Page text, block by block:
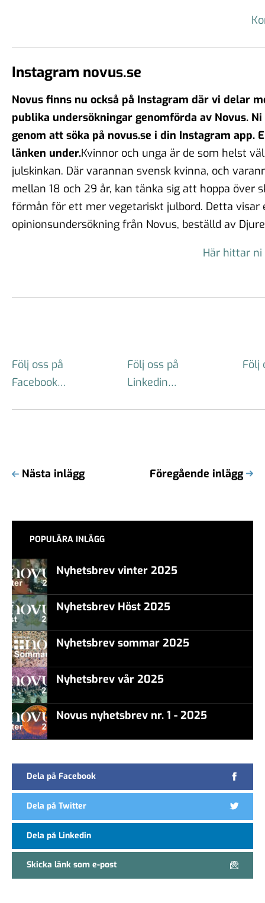
Instagram novus.se
Novus finns nu också på Instagram där vi delar
publika undersökningar genomförda av Novus.
genom att söka på novus.se i din Instagram app.
länken under.Kvinnor och unga är de som helst
julskinkan. Där varannan svensk kvinna, och
mellan 18 och 29 år, kan tänka sig att hoppa över
förmån för ett mer vegetariskt julbord. Detta visar
opinionsundersökning från Novus, beställd av
Här hittar
Följ oss på
Facebook…
Följ oss på
Linkedin…
Följ
Nästa inlägg Föregående inlägg
POPULÄRA INLÄGG
Nyhetsbrev vinter 2025
Nyhetsbrev Höst 2025
Nyhetsbrev sommar 2025
Nyhetsbrev vår 2025
Novus nyhetsbrev nr. 1 - 2025
Dela på Facebook
Dela på Twitter
Dela på Linkedin
Skicka länk som e-post